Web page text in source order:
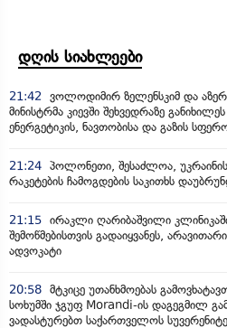
დღის სიახლეები
21:42 ვოლოდიმირ ზელენსკიმ და
მინისტრმა კიევში შეხვედრაზე
ენერგეტიკის, ნავთობისა და გაზის
21:24 პოლონეთი, შესაძლოა,
რაკეტების ჩამოგდების საკითხს
21:15 ირაკლი ღარიბაშვილი
შემოწმებისთვის გადაიყვანეს,
ადვოკატი
20:58 მტკიცე უთანხმოებას
სოხუმში ჯგუფ Morandi-ის დაგეგმილ
ვადასტურებთ საქართველოს